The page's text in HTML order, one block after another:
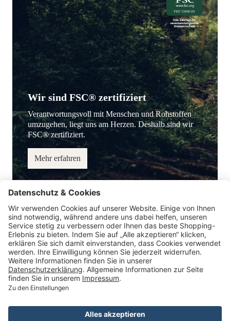
Wir sind FSC® zertifiziert
Verantwortungsvoll mit Menschen und Rohstoffen
umzugehen, liegt uns am Herzen. Deshalb sind wir
FSC® zertifiziert.
Mehr erfahren
Service-Hotline
Information
Service
Zahlungsmöglichkeiten
* Alle Preise inkl. gesetzl. Mehrwertsteuer.